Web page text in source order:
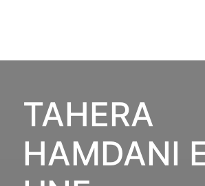
TAHERA
HAMDANI